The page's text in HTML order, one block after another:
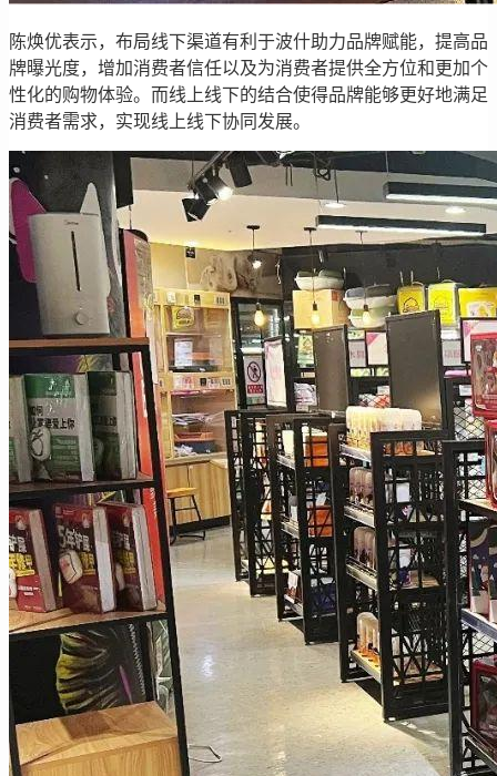
陈焕优表示，布局线下渠道有利于波什助力品牌赋能，提高品
牌曝光度，增加消费者信任以及为消费者提供全方位和更加个
性化的购物体验。而线上线下的结合使得品牌能够更好地满足
消费者需求，实现线上线下协同发展。